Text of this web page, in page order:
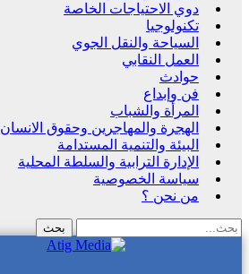
دوي الاحتياجات الخاصة
تكنولوجيا
السياحة والنقل الجوي
العمل النقابي
حوادث
فن وإبداع
المرأة والشباب
الهجرة والمهاجرين وحقوق الانسان
البيئة والتنمية المستدامة
الإدارة الترابية والسلطة المحلية
سياسة الخصوصية
من نحن ؟